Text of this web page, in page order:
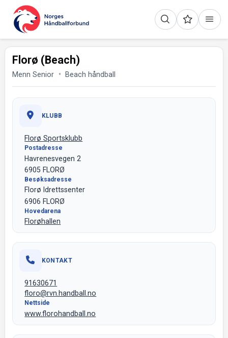
Florø (Beach)
Menn Senior Beach håndball
KLUBB
Florø Sportsklubb
Postadresse
Havrenesvegen 2
6905 FLORØ
Besøksadresse
Florø Idrettssenter
6906 FLORØ
Hovedarena
Florøhallen
KONTAKT
91630671
floro@rvn.handball.no
Nettside
www.florohandball.no